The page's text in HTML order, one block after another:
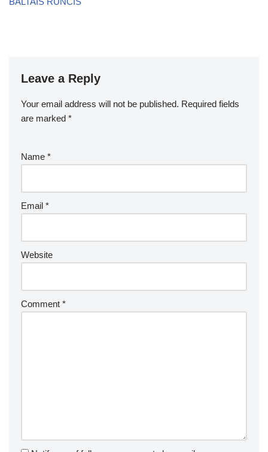
Leave a Reply
Your email address will not be published. Required fields
are marked *
Name *
Email *
Website
Comment *